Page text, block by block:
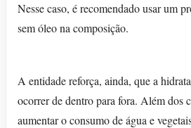
Nesse caso, é recomendado usar um
sem óleo na composição.
A entidade reforça, ainda, que a
ocorrer de dentro para fora. Além dos
aumentar o consumo de água e